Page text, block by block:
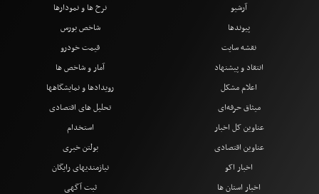
آرشیو
پیوندها
نقشه سایت
انتقاد و پیشنهاد
اعلام مشکل
میثاق حرفه‌ای
نرخ ها و نمودارها
شاخص بورس
قیمت خودرو
آمار و شاخص ها
رویدادها و نمایشگاهها
تحلیل های اقتصادی
عناوین کل اخبار
عناوین اقتصادی
اخبار اکو
اخبار استان ها
استخدام
بولتن خبری
نیازمندیهای رایگان
ثبت آگهی